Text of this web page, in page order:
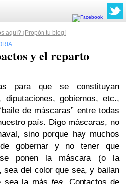
aquí? ¡Propón tu blog!
y el reparto
para que se constituyan
diputaciones, gobiernos, etc.,
de máscaras” entre todas
país. Digo máscaras, no
sino porque hay muchos
gobernar y no tener que
ponen la máscara (o la
sea del color que sea, y bailan
sea la másfea. Contactos de